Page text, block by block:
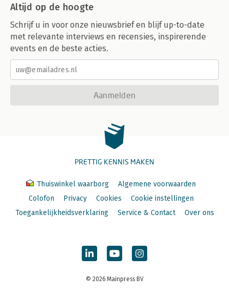
Altijd op de hoogte
Schrijf u in voor onze nieuwsbrief en blijf up-to-date
met relevante interviews en recensies, inspirerende
events en de beste acties.
Aanmelden
PRETTIG KENNIS MAKEN
Thuiswinkel waarborg
Algemene voorwaarden
Colofon
Privacy Cookies
Cookie instellingen
Toegankelijkheidsverklaring
Service & Contact Over ons
© 2026 Mainpress BV